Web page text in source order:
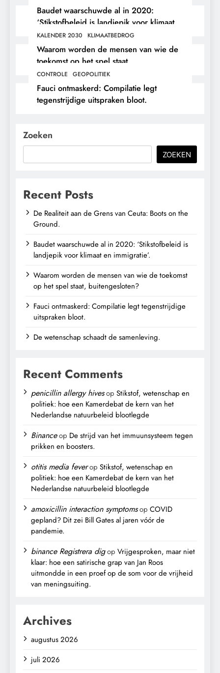
Baudet waarschuwde al in 2020:
‘Stikstofbeleid is landjepik voor klimaat
en immigratie’.
KALENDER 2030 KLIMAATBEDROG
Waarom worden de mensen van wie de
toekomst op het spel staat,
buitengesloten?
CONTROLE GEOPOLITIEK
Fauci ontmaskerd: Compilatie legt
tegenstrijdige uitspraken bloot.
Zoeken
ZOEKEN
Recent Posts
De Realiteit aan de Grens van Ceuta: Boots on the
Ground.
Baudet waarschuwde al in 2020: ‘Stikstofbeleid is
landjepik voor klimaat en immigratie’.
Waarom worden de mensen van wie de toekomst
op het spel staat, buitengesloten?
Fauci ontmaskerd: Compilatie legt tegenstrijdige
uitspraken bloot.
De wetenschap schaadt de samenleving.
Recent Comments
penicillin allergy hivesop Stikstof, wetenschap en
politiek: hoe een Kamerdebat de kern van het
Nederlandse natuurbeleid blootlegde
Binanceop De strijd van het immuunsysteem tegen
prikken en boosters.
otitis media feverop Stikstof, wetenschap en
politiek: hoe een Kamerdebat de kern van het
Nederlandse natuurbeleid blootlegde
amoxicillin interaction symptomsop COVID
gepland? Dit zei Bill Gates al jaren vóór de
pandemie.
binance Registrera digop Vrijgesproken, maar niet
klaar: hoe een satirische grap van Jan Roos
uitmondde in een proef op de som voor de vrijheid
van meningsuiting.
Archives
augustus 2026
juli 2026